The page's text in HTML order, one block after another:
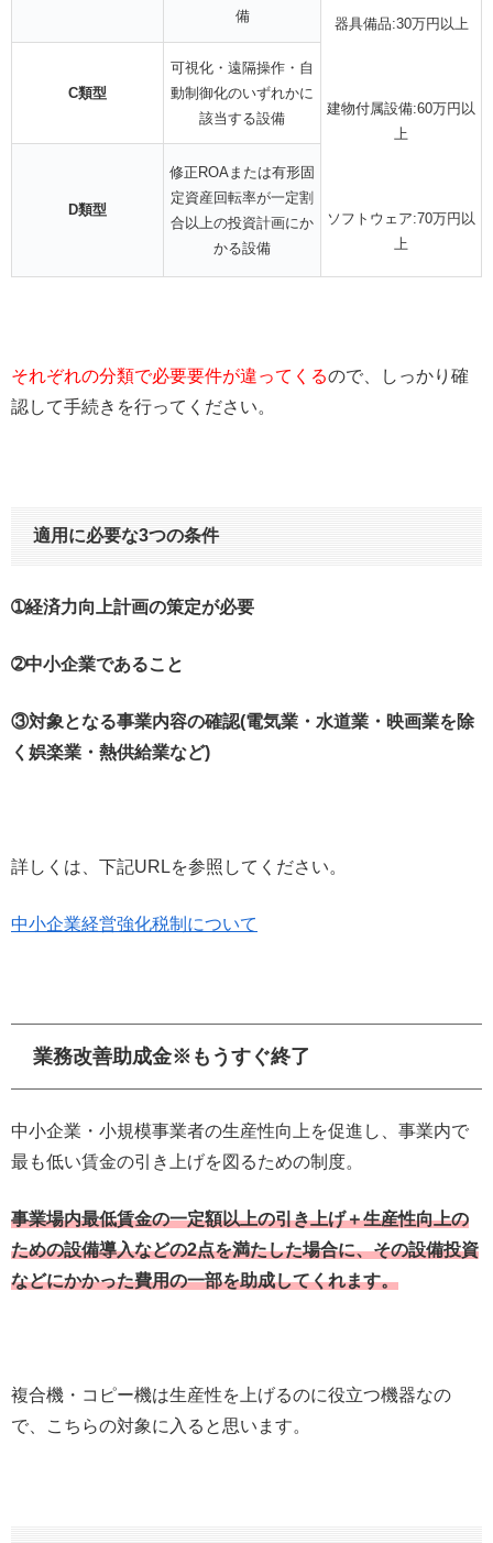
器具備品:30万円以上
建物付属設備:60万円以
上
ソフトウェア:70万円以
上
備
C類型
可視化・遠隔操作・自
動制御化のいずれかに
該当する設備
D類型
修正ROAまたは有形固
定資産回転率が一定割
合以上の投資計画にか
かる設備
それぞれの分類で必要要件が違ってくるので、しっかり確
認して手続きを行ってください。
適用に必要な3つの条件
➀経済力向上計画の策定が必要
➁中小企業であること
③対象となる事業内容の確認(電気業・水道業・映画業を除
く娯楽業・熱供給業など)
詳しくは、下記URLを参照してください。
中小企業経営強化税制について
業務改善助成金※もうすぐ終了
中小企業・小規模事業者の生産性向上を促進し、事業内で
最も低い賃金の引き上げを図るための制度。
事業場内最低賃金の一定額以上の引き上げ＋生産性向上の
ための設備導入などの2点を満たした場合に、その設備投資
などにかかった費用の一部を助成してくれます。
複合機・コピー機は生産性を上げるのに役立つ機器なの
で、こちらの対象に入ると思います。